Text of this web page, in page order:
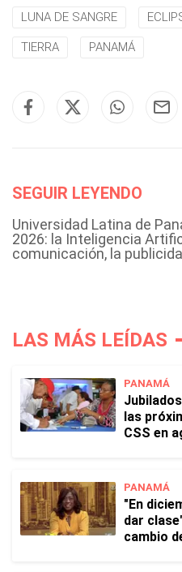
LUNA DE SANGRE
TIERRA PANAMÁ
SEGUIR LEYENDO
Universidad Latina de
2026: la Inteligencia
comunicación, la
LAS MÁS LEÍDAS
PANAMÁ
las
CSS en
PANAMÁ
"En
dar
cambio